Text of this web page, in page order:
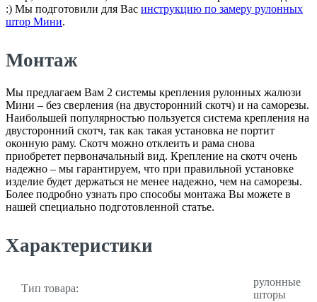
:) Мы подготовили для Вас инструкцию по замеру рулонных
штор Мини.
Монтаж
Мы предлагаем Вам 2 системы крепления рулонных жалюзи
Мини – без сверления (на двусторонний скотч) и на саморезы.
Наибольшей популярностью пользуется система крепления на
двусторонний скотч, так как такая установка не портит
оконную раму. Скотч можно отклеить и рама снова
приобретет первоначальный вид. Крепление на скотч очень
надежно – мы гарантируем, что при правильной установке
изделие будет держаться не менее надежно, чем на саморезы.
Более подробно узнать про способы монтажа Вы можете в
нашей специально подготовленной статье.
Характеристики
Тип товара:
рулонные
шторы